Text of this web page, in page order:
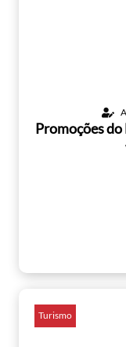
Promoções
Turismo